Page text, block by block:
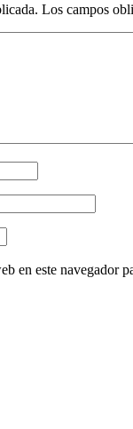
Los campos
en este navegador